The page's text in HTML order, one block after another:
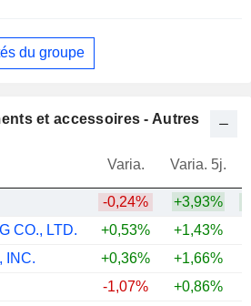
du groupe
et accessoires - Autres
Varia. Varia. 5j.
-0,24% +3,93%
CO., LTD.
+0,53% +1,43%
INC.
+0,36% +1,66%
-1,07% +0,86%